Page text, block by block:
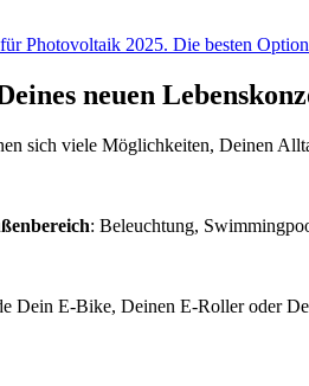
Photovoltaik 2025. Die besten
neuen
sich viele Möglichkeiten, Deinen
: Beleuchtung,
Dein E-Bike, Deinen E-Roller oder